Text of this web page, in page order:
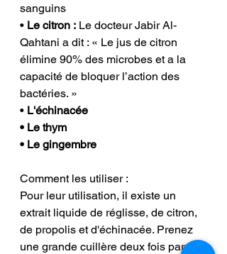
sanguins
• Le citron : Le docteur Jabir Al-
Qahtani a dit : « Le jus de citron
élimine 90% des microbes et a la
capacité de bloquer l’action des
bactéries. »
• L'échinacée
• Le thym
• Le gingembre
Comment les utiliser :
Pour leur utilisation, il existe un
extrait liquide de réglisse, de citron,
de propolis et d'échinacée. Prenez
une grande cuillère deux fois par